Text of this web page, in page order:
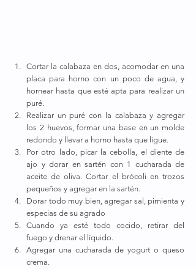
Cortar la calabaza en dos, acomodar en una
placa para horno con un poco de agua, y
hornear hasta que esté apta para realizar un
puré.
Realizar un puré con la calabaza y agregar
los 2 huevos, formar una base en un molde
redondo y llevar a horno hasta que ligue.
Por otro lado, picar la cebolla, el diente de
ajo y dorar en sartén con 1 cucharada de
aceite de oliva. Cortar el brócoli en trozos
pequeños y agregar en la sartén.
Dorar todo muy bien, agregar sal, pimienta y
especias de su agrado
Cuando ya esté todo cocido, retirar del
fuego y drenar el líquido.
Agregar una cucharada de yogurt o queso
crema.